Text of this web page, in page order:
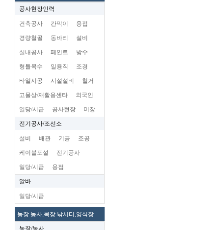
공사현장인력
건축공사 칸막이 용접
경량철골 동바리 설비
실내공사 페인트 방수
형틀목수 일용직 조경
타일시공 시설설비 철거
고물상/재활용센타 외국인
일당/시급 공사현장 미장
전기공사/조선소
설비 배관 기공 조공
케이블포설 전기공사
일당/시급 용접
알바
일당/시급
농장.농사,목장.낚시터,양식장
농장/농사